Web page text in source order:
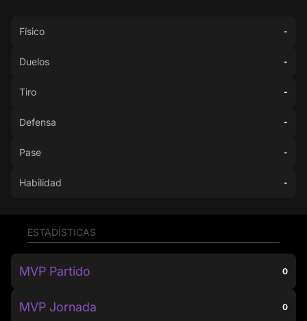
Físico -
Duelos -
Tiro -
Defensa -
Pase -
Habilidad -
ESTADÍSTICAS
MVP Partido 0
MVP Jornada 0